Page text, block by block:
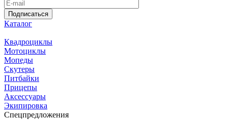
Подписаться
Каталог
Квадроциклы
Мотоциклы
Мопеды
Скутеры
Питбайки
Прицепы
Аксессуары
Экипировка
Спецпредложения